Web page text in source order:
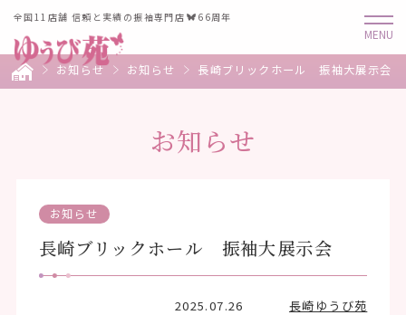
全国11店舗 信頼と実績の振袖専門店 66周年
お知らせ お知らせ 長崎ブリックホール 振袖大展示会
お知らせ
お知らせ
長崎ブリックホール 振袖大展示会
2025.07.26 長崎ゆうび苑